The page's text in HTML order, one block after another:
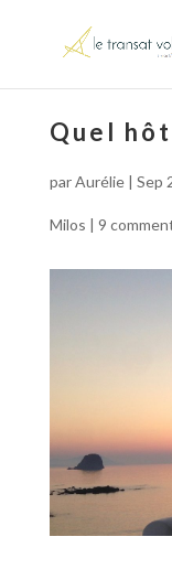
Quel
parAurélie| Sep
Milos | 9